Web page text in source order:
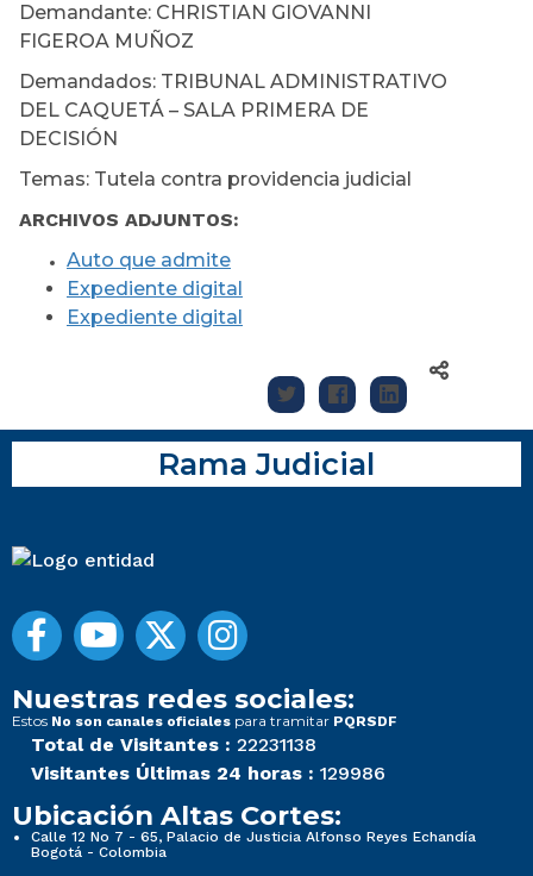
Demandante: CHRISTIAN GIOVANNI
FIGEROA MUÑOZ
Demandados: TRIBUNAL ADMINISTRATIVO
DEL CAQUETÁ – SALA PRIMERA DE
DECISIÓN
Temas: Tutela contra providencia judicial
ARCHIVOS ADJUNTOS:
Auto que admite
Expediente digital
Expediente digital
Rama Judicial
Nuestras redes sociales:
Estos No son canales oficiales para tramitar PQRSDF
Total de Visitantes : 22231138
Visitantes Últimas 24 horas : 129986
Ubicación Altas Cortes:
Calle 12 No 7 - 65, Palacio de Justicia Alfonso Reyes Echandía
Bogotá - Colombia